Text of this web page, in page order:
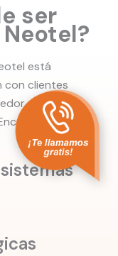
ser
está
con clientes
de